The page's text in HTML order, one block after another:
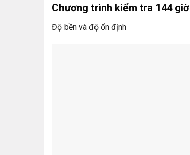
Chương trình kiểm tra 144 giờ
Độ bền và độ ổn định